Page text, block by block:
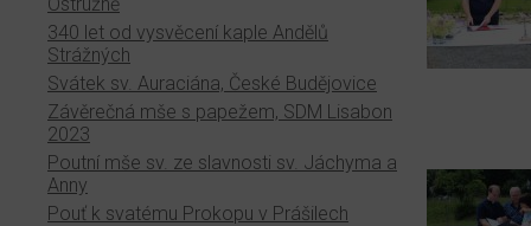
340 let od vysvěcení kaple Andělů
Strážných
Svátek sv. Auraciána, České Budějovice
Závěrečná mše s papežem, SDM Lisabon
2023
Poutní mše sv. ze slavnosti sv. Jáchyma a
Anny
Pouť k svatému Prokopu v Prášilech